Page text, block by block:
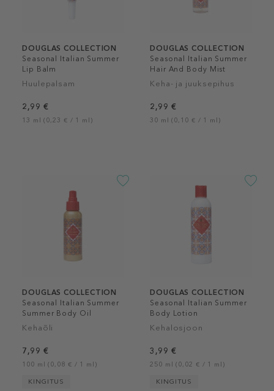
DOUGLAS COLLECTION
Seasonal Italian Summer
Lip Balm
Huulepalsam
2,99 €
13 ml (0,23 € / 1 ml)
DOUGLAS COLLECTION
Seasonal Italian Summer
Hair And Body Mist
Keha- ja juuksepihus
2,99 €
30 ml (0,10 € / 1 ml)
DOUGLAS COLLECTION
Seasonal Italian Summer
Summer Body Oil
Kehaõli
7,99 €
100 ml (0,08 € / 1 ml)
KINGITUS
DOUGLAS COLLECTION
Seasonal Italian Summer
Body Lotion
Kehalosjoon
3,99 €
250 ml (0,02 € / 1 ml)
KINGITUS